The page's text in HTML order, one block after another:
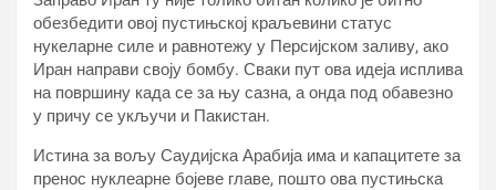
обезбедити овој пустињској краљевини статус
нукеларне силе и равнотежу у Персијском заливу, ако
Иран направи своју бомбу. Сваки пут ова идеја исплива
на површину када се за њу сазна, а онда под обавезно
у причу се укључи и Пакистан.
Истина за вољу Саудијска Арабија има и капацитете за
пренос нуклеарне бојеве главе, пошто ова пустињска